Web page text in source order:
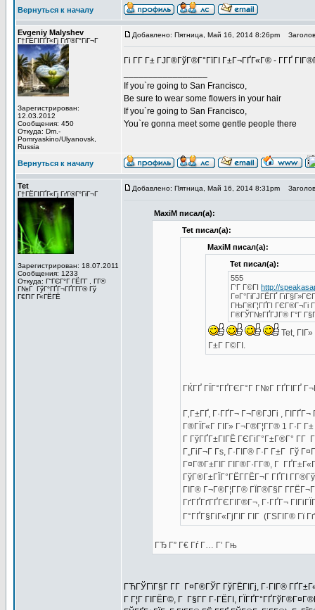
Вернуться к началу
Evgeniy Malyshev
Г†ГЁГІГҐГ«Гј ГґГ®Г°ГіГ¬Г
Зарегистрирован:
12.03.2012
Сообщения: 450
Откуда: Dm.-
Pomryaskino/Ulyanovsk,
Russia
Добавлено: Пятница, Май 16, 2014 8:26pm
Гі Г­Г Г± ГЈГ®ГўГ®Г°ГїГІ Г±Г¬ГҐГ«Г® - Г­ГҐ
If you`re going to San Francisco,
Be sure to wear some flowers in your hair
If you`re going to San Francisco,
You`re gonna meet some gentle people there
Вернуться к началу
Tet
Г†ГЁГІГҐГ«Гј ГґГ®Г°ГіГ¬Г
Зарегистрирован: 18.07.2011
Сообщения: 1233
Откуда: Г“ГЄГ°Г ГЁГ­Г , Г­Г®
Г№Г ГўГ°ГҐГ¬ГҐГ­Г­Г® Гў
Г€ГІГ Г«ГЁГЁ
Добавлено: Пятница, Май 16, 2014 8:31pm
MaxiM писал(а):
Tet писал(а):
MaxiM писал(а):
Tet писал(а):
555
Г‘Г Г©ГІ http://
Г¤Г°ГіГЈГЁГҐ
ГЊГ®Г¦ГҐГІ ГЄГ®Г¬Гі
Г®ГЎГ№ГҐГЈГ® Г°Г
Tet,
Г±Г Г©ГІ.
ГЌГҐ ГЇГ°ГҐГЄГ°Г Г№Г ГҐГІГҐ
Г‚Г±ГҐ, Г·ГҐГ¬ Г¬Г®ГЈГі ,
Г®ГЇГ«Г ГІГ» Г¬Г®Г¦Г­Г® 1 Г·Г
Г ГўГҐГ±ГІГЁ ГЄГіГ°Г±Г®Г° Г­Г
Г„ГіГ¬Г Гѕ, Г·ГІГ® Г·Г Г±Г Гў
Г¤Г®Г±ГІГ ГІГ®Г·Г­Г®, Г
ГўГ®Г±ГЇГ°ГЁГ­ГЁГ¬Г ГҐГІ
ГІГ® Г¬Г®Г¦Г­Г® ГЇГ®Г§Г
ГґГҐГґГҐГЄГІГ®Г¬, Г·ГҐГ¬
Г°ГҐГ§ГіГ«ГјГІГ ГІГ (ГЅГІГ® Гї
ГЂ Г” Г€ Гѓ Г… Г’ Гњ
ГЋГЎГїГ§Г Г­Г Г¤Г®ГЎГ ГўГЁГІГј, Г·ГІГ®
Г Г¦Г ГІГЁГ©, Г Г§Г­Г Г·ГЁГІ,